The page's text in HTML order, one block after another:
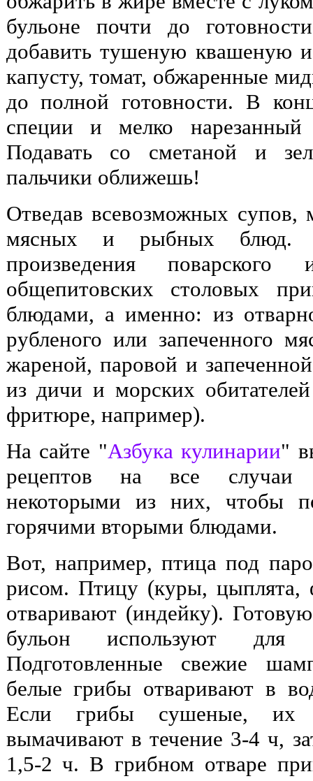
бульоне почти до
добавить тушеную квашеную
капусту, томат, обжаренные
до полной готовности. В
специи и мелко
Подавать со сметаной и
пальчики оближешь!
Отведав всевозможных супов,
мясных и рыбных блюд.
произведения
общепитовских столовых
блюдами, а именно: из
рубленого или запеченного
жареной, паровой и
из дичи и морских
фритюре, например).
На сайте "Азбука кулинарии"
рецептов на все случаи
некоторыми из них, чтобы
горячими вторыми блюдами.
Вот, например, птица под
рисом. Птицу (куры, цыплята,
отваривают (индейку).
бульон используют для
Подготовленные свежие
белые грибы отваривают в
Если грибы сушеные, их
вымачивают в течение 3-4 ч,
1,5-2 ч. В грибном отваре